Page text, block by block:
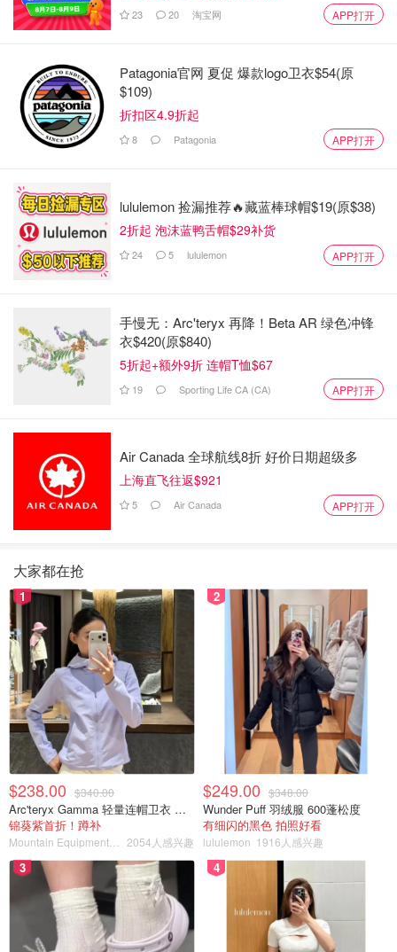
23 20 淘宝网 APP打开
Patagonia官网 夏促 爆款logo卫衣$54(原
$109)
折扣区4.9折起
8 Patagonia APP打开
lululemon 捡漏推荐🔥藏蓝棒球帽$19(原$38)
2折起 泡沫蓝鸭舌帽$29补货
24 5 lululemon APP打开
手慢无：Arc'teryx 再降！Beta AR 绿色冲锋
衣$420(原$840)
5折起+额外9折 连帽T恤$67
19 Sporting Life CA (CA) APP打开
Air Canada 全球航线8折 好价日期超级多
上海直飞往返$921
5 Air Canada APP打开
大家都在抢
1
$238.00 $340.00
Arc'teryx Gamma 轻量连帽卫衣 女款
锦葵紫首折！蹲补
2054人感兴趣
2
$249.00 $348.00
Wunder Puff 羽绒服 600蓬松度
有细闪的黑色 拍照好看
lululemon 1916人感兴趣
3 4